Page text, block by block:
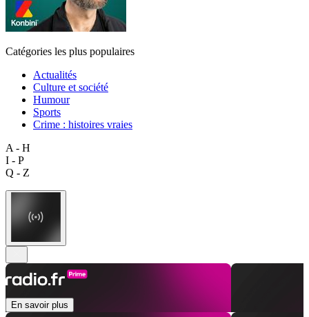
Catégories les plus populaires
Actualités
Culture et société
Humour
Sports
Crime : histoires vraies
A - H
I - P
Q - Z
En savoir plus